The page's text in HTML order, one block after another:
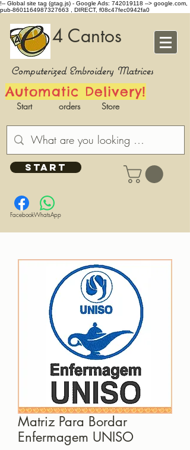
!-- Global site tag (gtag.js) - Google Ads: 742019118 --> google.com,
pub-8601164987327663 , DIRECT, f08c47fec0942fa0
4 Cantos
Computerized Embroidery Matrices
Automatic Delivery!
Start orders Store
START
FacebookWhatsApp
Matriz Para Bordar
Enfermagem UNISO